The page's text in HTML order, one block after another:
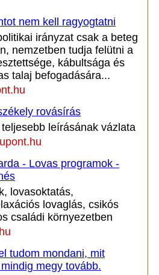
nem kell ragyogtatni
irányzat csak a beteg
nemzetben tudja felütni a
kábultsága és
talaj befogadására...
rovásírás
leírásának vázlata
- Lovas programok -
lovasoktatás,
lovaglás, csikós
családi környezetben
tudom mondani, mit
megy tovább.